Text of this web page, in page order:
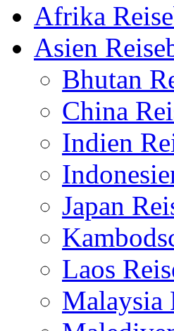
Afrika
Asien
Bhutan
China
Indien
Japan
Laos
Malaysia